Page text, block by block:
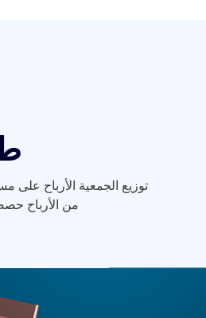
توزيع الجمعية الأرباح على
من الأرباح